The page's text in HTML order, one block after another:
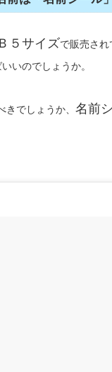
Ｂ５サイズで販売され
いのでしょうか。
きでしょうか、 名前